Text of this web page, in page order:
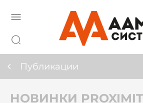
Публикации
НОВИНКИ